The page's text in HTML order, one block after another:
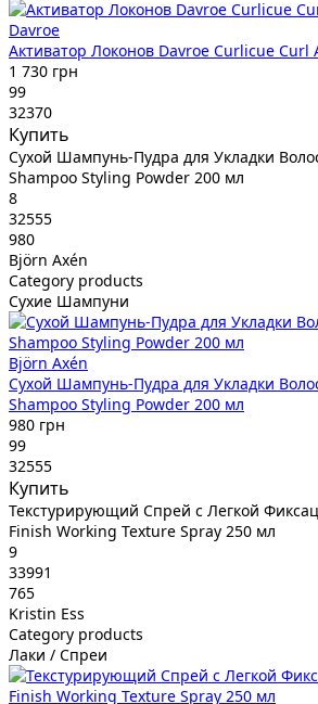
Davroe
Активатор Локонов Davroe Curlicue Curl
1 730 грн
99
32370
Купить
Сухой Шампунь-Пудра для Укладки
Shampoo Styling Powder 200 мл
8
32555
980
Björn Axén
Category products
Сухие Шампуни
Björn Axén
Сухой Шампунь-Пудра для Укладки
Shampoo Styling Powder 200 мл
980 грн
99
32555
Купить
Текстурирующий Спрей с Легкой
Finish Working Texture Spray 250 мл
9
33991
765
Kristin Ess
Category products
Лаки / Спреи